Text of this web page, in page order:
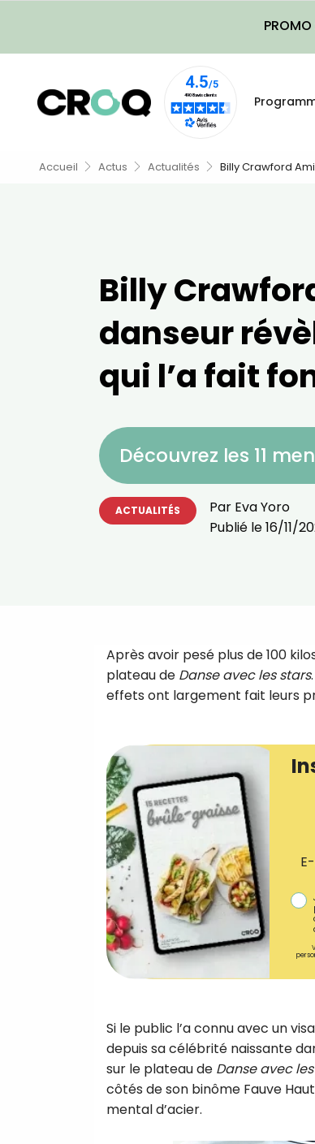
Accueil Actus Actualités Billy Crawford
Billy
danseur
qui l’a fait
Découvrez les 11
ACTUALITÉS Par Eva Yoro
Publié le16/11/
Après avoir pesé plus de 100
plateau de Danse avec les stars
effets ont largement fait leurs
Si le public l’a connu avec un
depuis sa célébrité naissante
sur le plateau de Danse avec
côtés de son binôme Fauve
mental d’acier.